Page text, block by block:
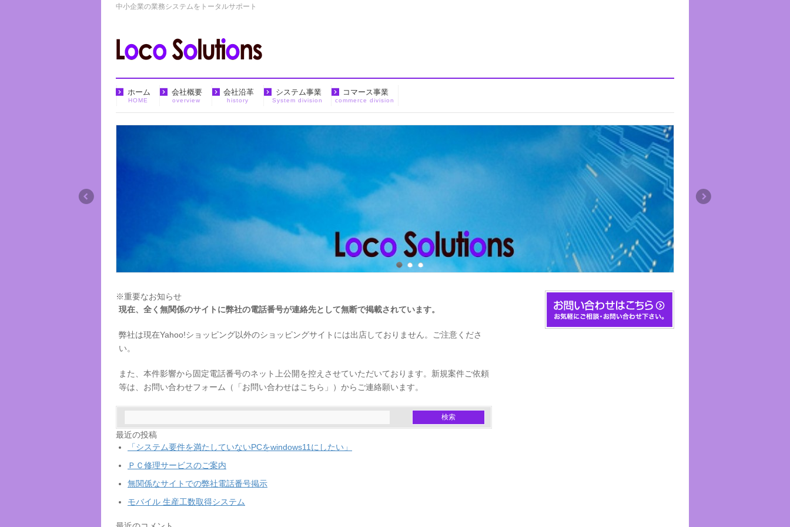
中小企業の業務システムをトータルサポート
ホーム
HOME
会社概要
overview
会社沿革
history
システム事業
System division
コマース事業
commerce division
※重要なお知らせ
現在、全く無関係のサイトに弊社の電話番号が連絡先として無断で掲載されています。
弊社は現在Yahoo!ショッピング以外のショッピングサイトには出店しておりません。ご注意くださ
い。
また、本件影響から固定電話番号のネット上公開を控えさせていただいております。新規案件ご依頼
等は、お問い合わせフォーム（「お問い合わせはこちら」）からご連絡願います。
最近の投稿
「システム要件を満たしていないPCをwindows11にしたい」
ＰＣ修理サービスのご案内
無関係なサイトでの弊社電話番号掲示
モバイル 生産工数取得システム